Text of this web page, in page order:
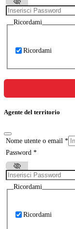
Ricordami
Ricordami
Agente del territorio
Nome utente o email *
Password *
Ricordami
Ricordami